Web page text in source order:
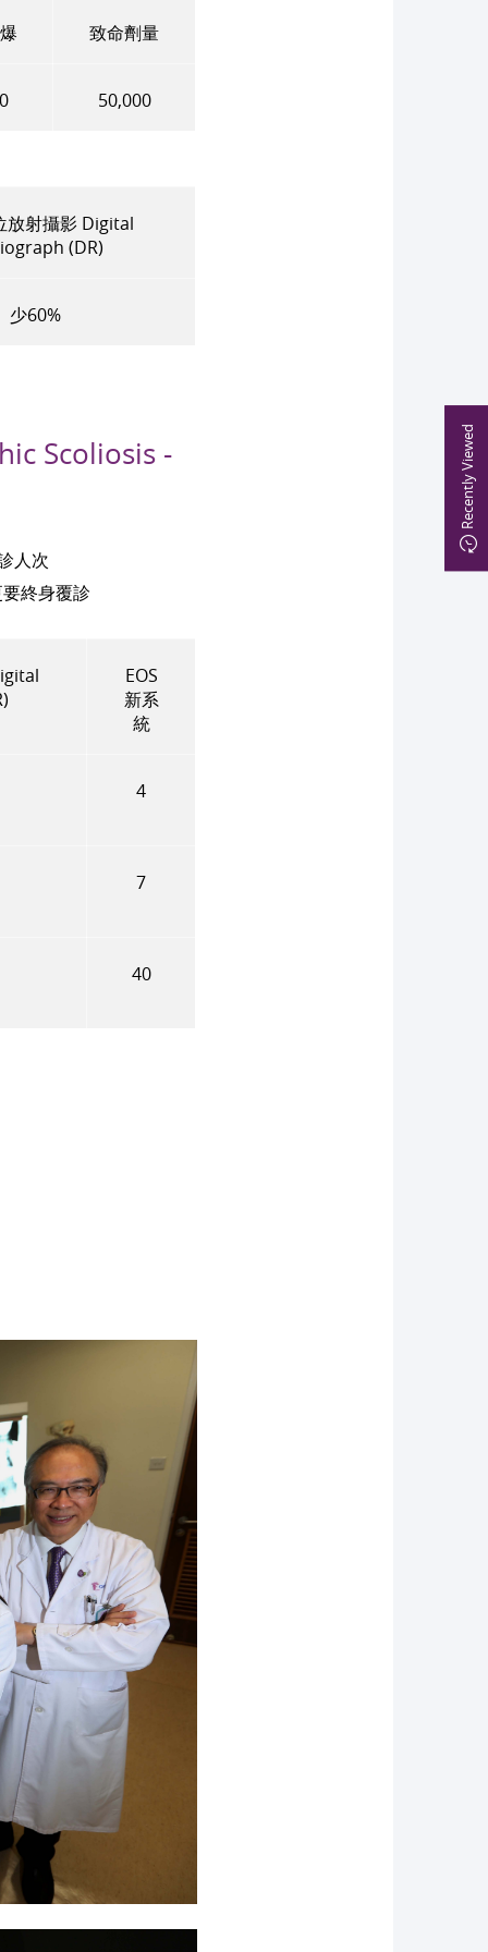
Recently Viewed
致命劑量
50,000
放射攝影 Digital
(DR)
少60%
Scoliosis -
人次
終身覆診
EOS
新系
統
4
7
40